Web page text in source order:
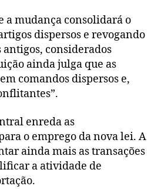
a mudança consolidará o
dispersos e revogando
considerados
ainda julga que as
comandos dispersos e,
enreda as
o emprego da nova lei. A
ainda mais as transações
a atividade de